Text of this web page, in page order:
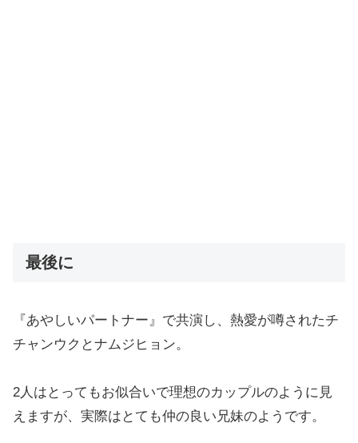
最後に
『あやしいパートナー』で共演し、熱愛が噂されたチ
チャンウクとナムジヒョン。
2人はとってもお似合いで理想のカップルのように見
えますが、実際はとても仲の良い兄妹のようです。